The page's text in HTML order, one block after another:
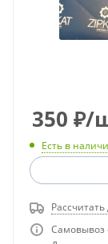
350 ₽/
Есть в
Рассчитать
Самовывоз